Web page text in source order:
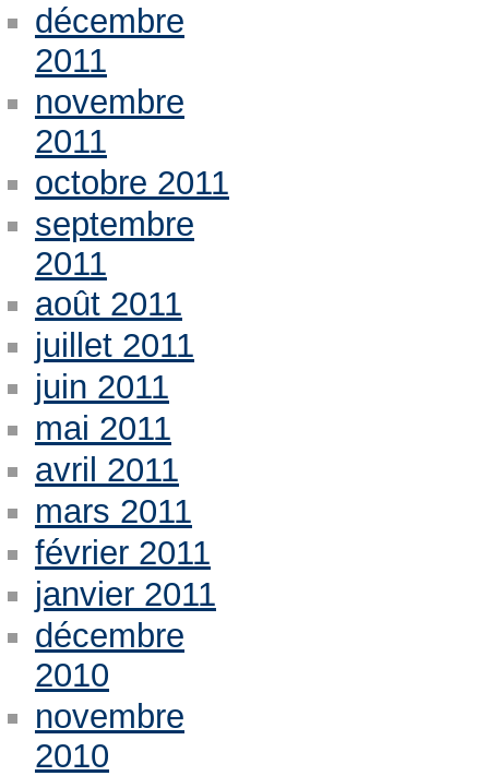
décembre
2011
novembre
2011
octobre 2011
septembre
2011
août 2011
juillet 2011
juin 2011
mai 2011
avril 2011
mars 2011
février 2011
janvier 2011
décembre
2010
novembre
2010